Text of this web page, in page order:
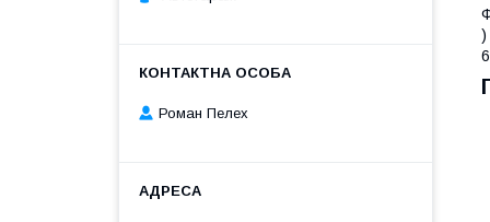
)
Роман Пелех